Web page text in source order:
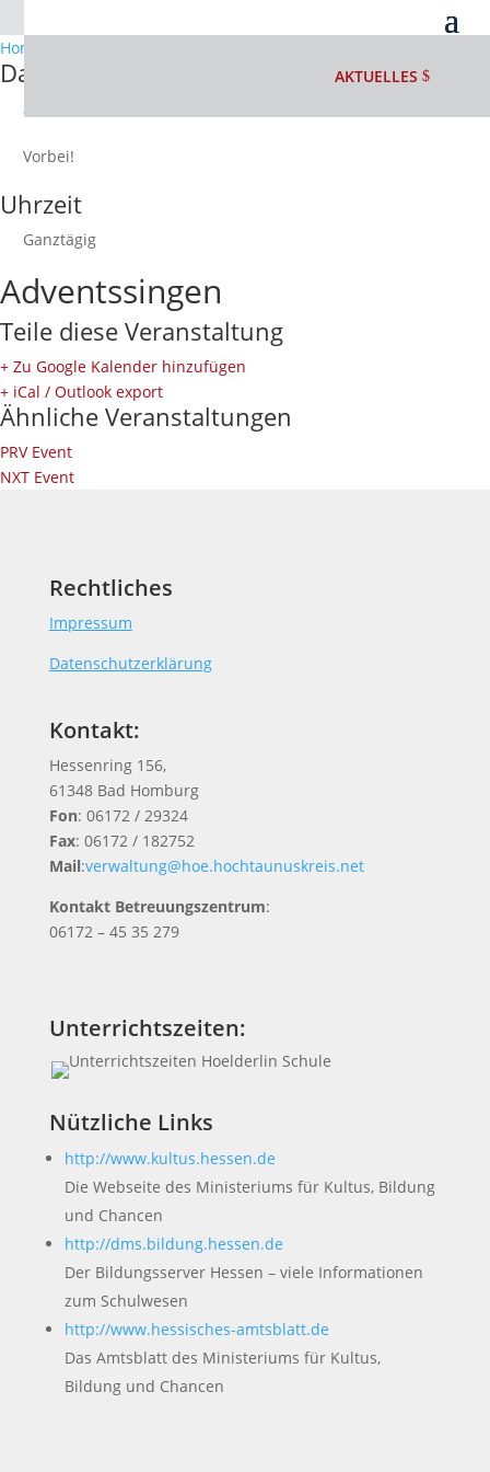
AKTUELLES
Home
Datum
29.Nov..2024
Vorbei!
Uhrzeit
Ganztägig
Adventssingen
Teile diese Veranstaltung
+ Zu Google Kalender hinzufügen
+ iCal / Outlook export
Ähnliche Veranstaltungen
PRV Event
NXT Event
Rechtliches
Impressum
Datenschutzerklärung
Kontakt:
Hessenring 156,
61348 Bad Homburg
Fon: 06172 / 29324
Fax: 06172 / 182752
Mail:verwaltung@hoe.hochtaunuskreis.net
Kontakt Betreuungszentrum:
06172 – 45 35 279
Unterrichtszeiten:
Nützliche Links
http://www.kultus.hessen.de
Die Webseite des Ministeriums für Kultus, Bildung
und Chancen
http://dms.bildung.hessen.de
Der Bildungsserver Hessen – viele Informationen
zum Schulwesen
http://www.hessisches-amtsblatt.de
Das Amtsblatt des Ministeriums für Kultus,
Bildung und Chancen